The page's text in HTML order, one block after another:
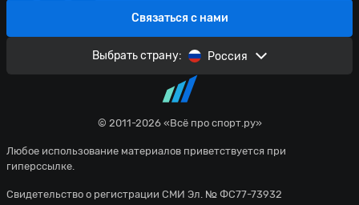
© 2011-2026 «Всё про спорт.ру»
Любое использование материалов приветствуется при
гиперссылке.
Свидетельство о регистрации СМИ Эл. № ФС77-73932
Связаться с нами
Выбрать страну: Россия